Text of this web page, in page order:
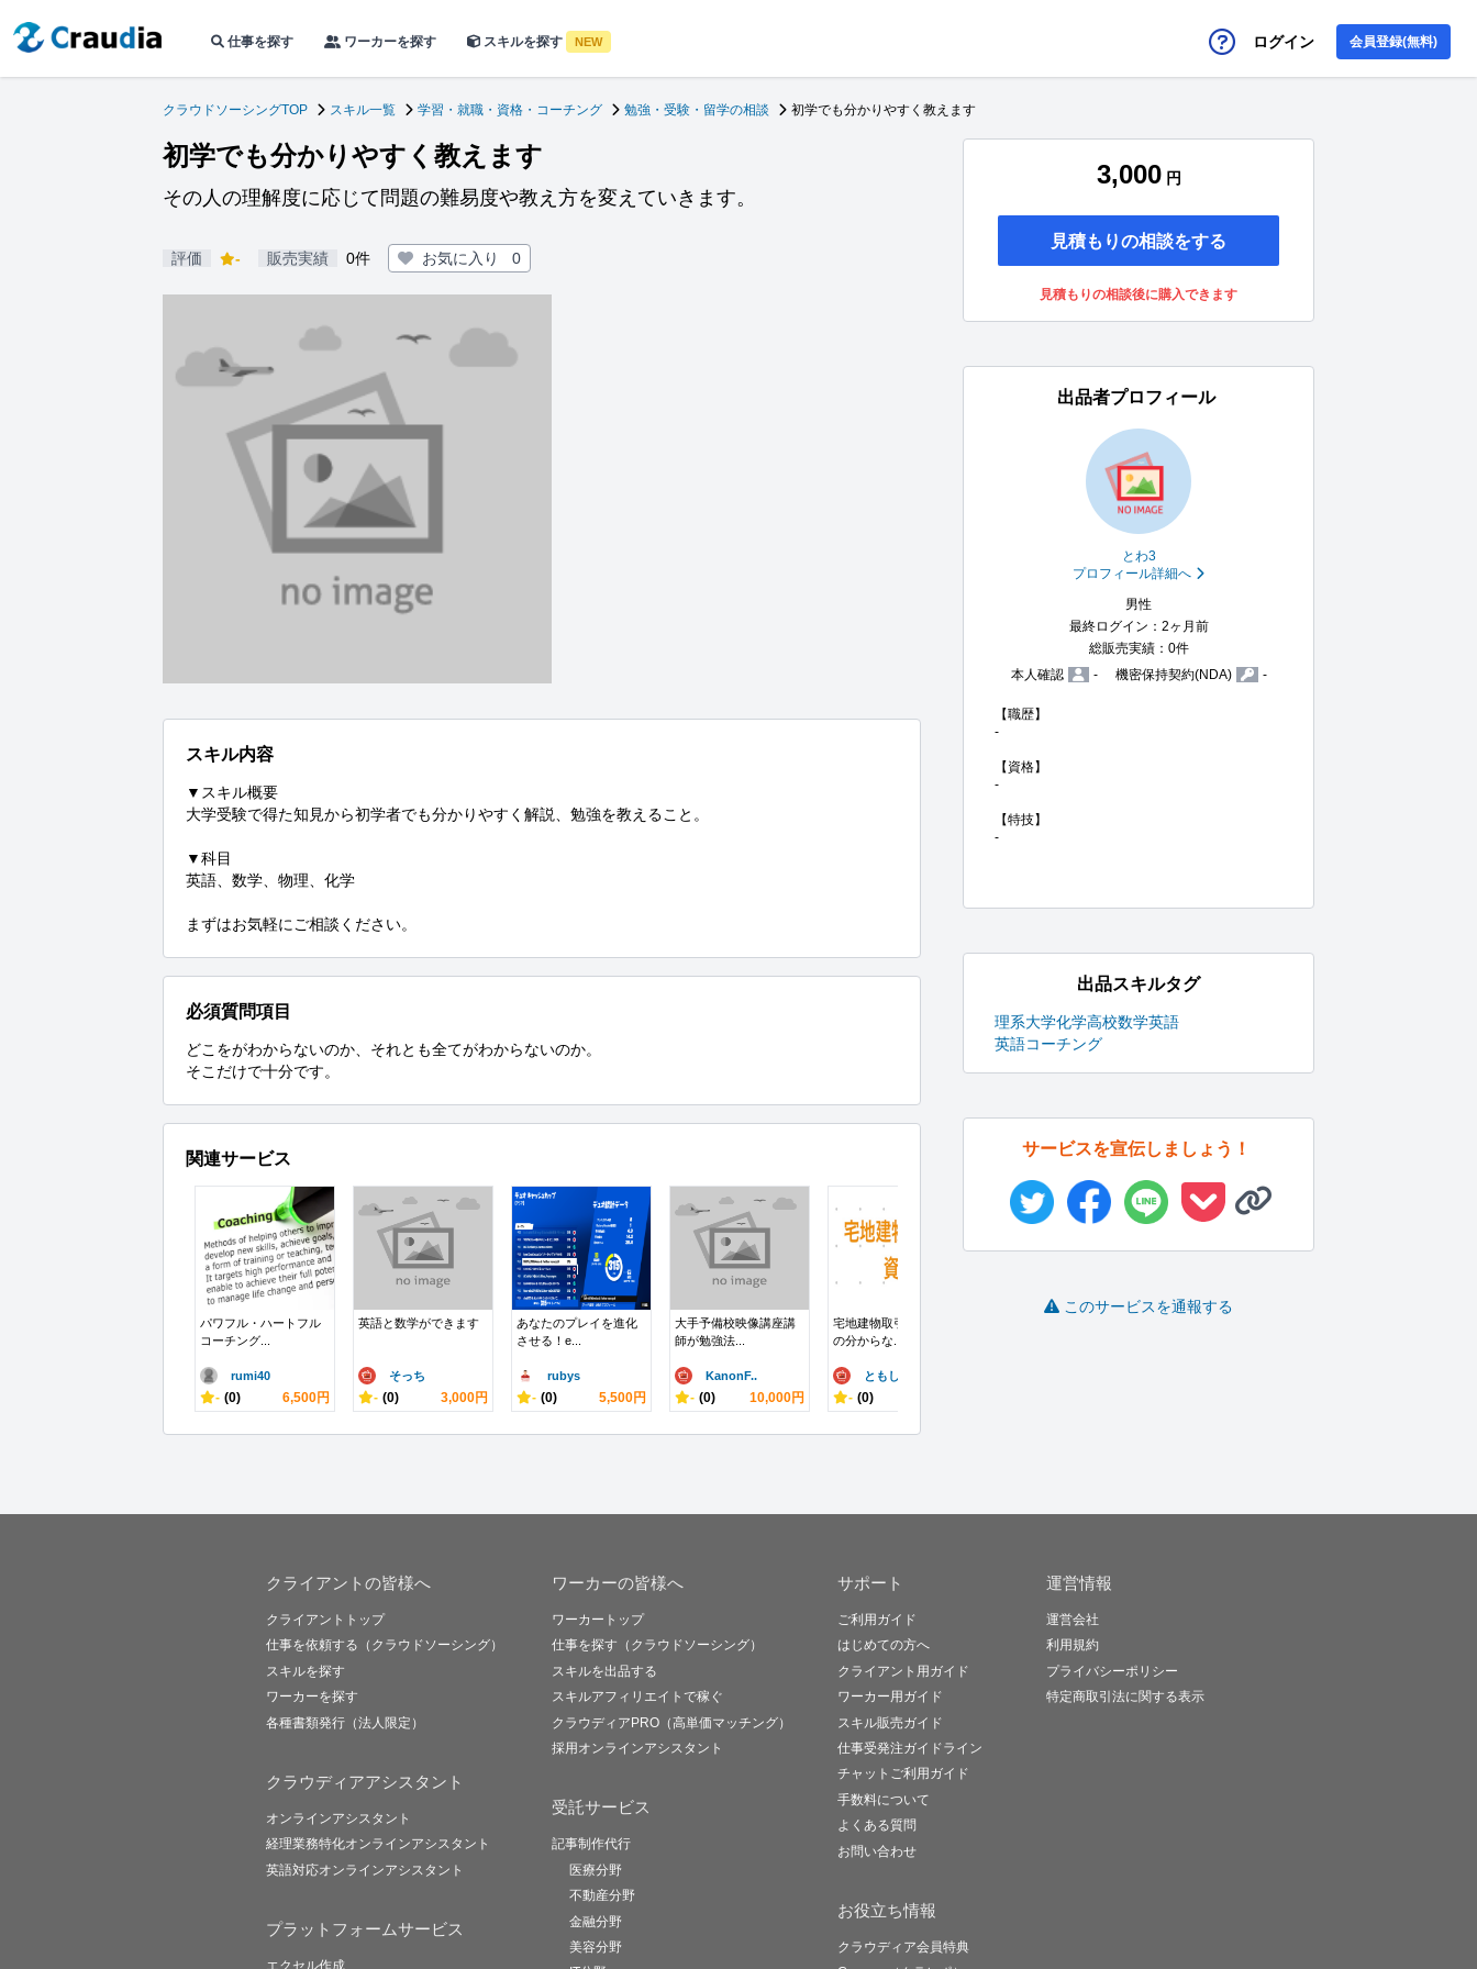
仕事を探す ワーカーを探す スキルを探す NEW ログイン 会員登録(無料)
クラウドソーシングTOP スキル一覧 学習・就職・資格・コーチング 勉強・受験・留学の相談 初学でも分かりやすく教えます
初学でも分かりやすく教えます
その人の理解度に応じて問題の難易度や教え方を変えていきます。
評価 - 販売実績 0件 お気に入り 0
スキル内容
▼スキル概要
大学受験で得た知見から初学者でも分かりやすく解説、勉強を教えること。
▼科目
英語、数学、物理、化学
まずはお気軽にご相談ください。
必須質問項目
どこをがわからないのか、それとも全てがわからないのか。
そこだけで十分です。
関連サービス
パワフル・ハートフル
コーチング...
rumi40
- (0) 6,500円
英語と数学ができます
そっち
- (0) 3,000円
あなたのプレイを進化
させる！e...
rubys
- (0) 5,500円
大手予備校映像講座講
師が勉強法...
KanonF..
- (0) 10,000円
宅地建物取引士の資格
の分からな...
ともしょう
- (0)
3,000 円
見積もりの相談をする
見積もりの相談後に購入できます
出品者プロフィール
とわ3
プロフィール詳細へ
男性
最終ログイン：2ヶ月前
総販売実績：0件
本人確認
- 機密保持契約(NDA) -
【職歴】
-
【資格】
-
【特技】
-
出品スキルタグ
理系大学化学高校数学英語
英語コーチング
サービスを宣伝しましょう！
このサービスを通報する
クライアントの皆様へ
クライアントトップ
仕事を依頼する（クラウドソーシング）
スキルを探す
ワーカーを探す
各種書類発行（法人限定）
クラウディアアシスタント
オンラインアシスタント
経理業務特化オンラインアシスタント
英語対応オンラインアシスタント
プラットフォームサービス
エクセル作成
ワーカーの皆様へ
ワーカートップ
仕事を探す（クラウドソーシング）
スキルを出品する
スキルアフィリエイトで稼ぐ
クラウディアPRO（高単価マッチング）
採用オンラインアシスタント
受託サービス
記事制作代行
医療分野
不動産分野
金融分野
美容分野
サポート
ご利用ガイド
はじめての方へ
クライアント用ガイド
ワーカー用ガイド
スキル販売ガイド
仕事受発注ガイドライン
チャットご利用ガイド
手数料について
よくある質問
お問い合わせ
お役立ち情報
クラウディア会員特典
運営情報
運営会社
利用規約
プライバシーポリシー
特定商取引法に関する表示